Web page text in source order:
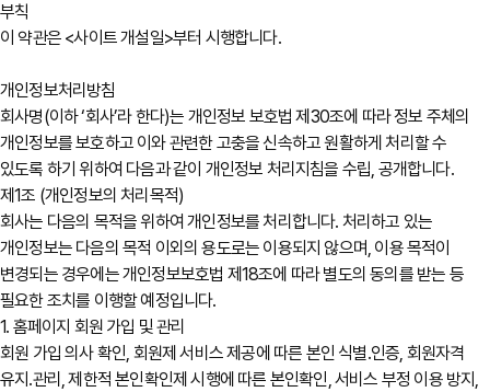
부칙
이 약관은 <사이트 개설일>부터 시행합니다.
개인정보처리방침
회사명(이하 ‘회사’라 한다)는 개인정보 보호법 제30조에 따라 정보 주체의
개인정보를 보호하고 이와 관련한 고충을 신속하고 원활하게 처리할 수
있도록 하기 위하여 다음과 같이 개인정보 처리지침을 수립, 공개합니다.
제1조 (개인정보의 처리목적)
회사는 다음의 목적을 위하여 개인정보를 처리합니다. 처리하고 있는
개인정보는 다음의 목적 이외의 용도로는 이용되지 않으며, 이용 목적이
변경되는 경우에는 개인정보보호법 제18조에 따라 별도의 동의를 받는 등
필요한 조치를 이행할 예정입니다.
1. 홈페이지 회원 가입 및 관리
회원 가입 의사 확인, 회원제 서비스 제공에 따른 본인 식별․인증, 회원자격
유지․관리, 제한적 본인확인제 시행에 따른 본인확인, 서비스 부정 이용 방지,